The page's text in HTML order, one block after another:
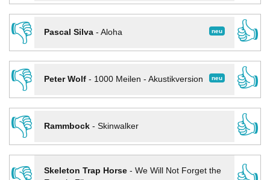
👎
neu
Pascal Silva- Aloha
👍
👎
neu
Peter Wolf- 1000 Meilen - Akustikversion
👍
👎
Rammbock- Skinwalker
👍
Skeleton Trap Horse- We Will Not Forget the